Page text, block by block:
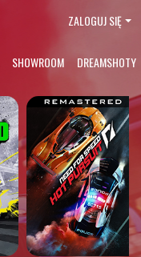
SHOWROOM DREAMSHOTY
ZALOGUJ SIĘ